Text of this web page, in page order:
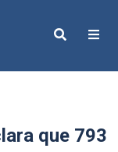
Search
que 793